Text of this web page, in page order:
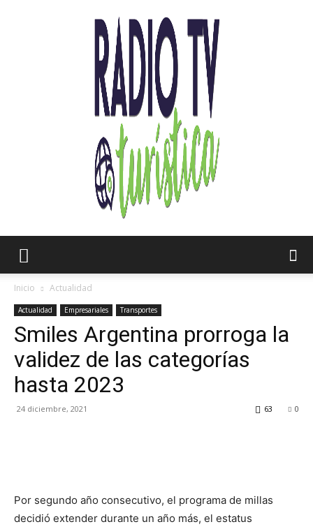
TV
Inicio Actualidad
Actualidad Empresariales Transportes
Smiles Argentina prorroga la
validez de las categorías
hasta 2023
24 diciembre, 2021 0
63
Por segundo año consecutivo, el programa de millas
decidió extender durante un año más, el estatus